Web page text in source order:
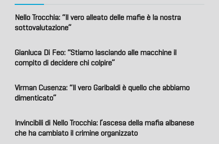
Nello Trocchia: “Il vero alleato delle mafie è la nostra
sottovalutazione”
Gianluca Di Feo: “Stiamo lasciando alle macchine il
compito di decidere chi colpire”
Virman Cusenza: “Il vero Garibaldi è quello che abbiamo
dimenticato”
Invincibili di Nello Trocchia: l’ascesa della mafia albanese
che ha cambiato il crimine organizzato